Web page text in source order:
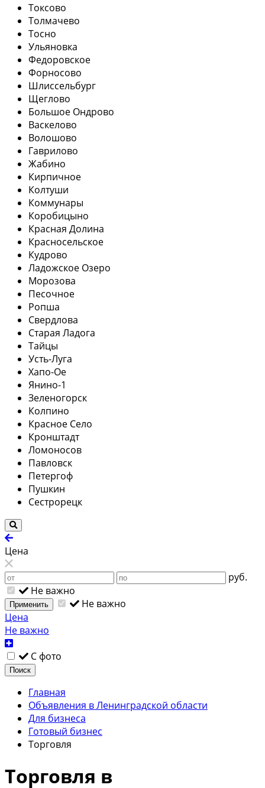
Токсово
Толмачево
Тосно
Ульяновка
Федоровское
Форносово
Шлиссельбург
Щеглово
Большое Ондрово
Васкелово
Волошово
Гаврилово
Жабино
Кирпичное
Колтуши
Коммунары
Коробицыно
Красная Долина
Красносельское
Кудрово
Ладожское Озеро
Морозова
Песочное
Ропша
Свердлова
Старая Ладога
Тайцы
Усть-Луга
Хапо-Ое
Янино-1
Зеленогорск
Колпино
Красное Село
Кронштадт
Ломоносов
Павловск
Петергоф
Пушкин
Сестрорецк
Цена
руб.
Не важно
Применить
Не важно
Цена
Не важно
С фото
Поиск
Главная
Объявления в Ленинградской области
Для бизнеса
Готовый бизнес
Торговля
Торговля в